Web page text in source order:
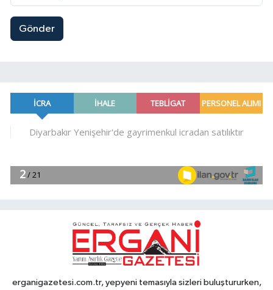
Gönder
erganigazetesi.com.tr, yepyeni temasıyla sizleri buluştururken,